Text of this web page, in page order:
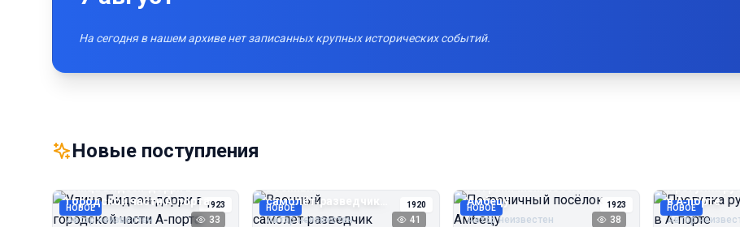
На сегодня в нашем архиве нет записанных крупных исторических событий.
Новые поступления
НОВОЕ 1923
Улица Бидзэн‑дорри в
городской части А‑порта
Автор неизвестен 33
НОВОЕ 1920
Военный
самолёт‑разведчик
«Сальмсон»
Автор неизвестен 41
НОВОЕ 1923
Пограничный посёлок
Амбецу
Автор неизвестен 38
НОВОЕ
Прогулка
в А‑порте
Автор